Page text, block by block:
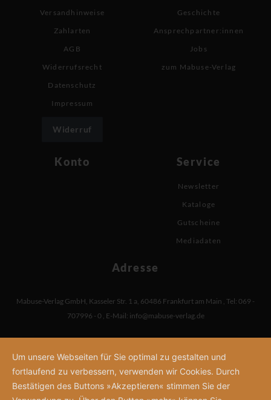
Versandhinweise
Zahlarten
AGB
Widerrufsrecht
Datenschutz
Impressum
Widerruf
Geschichte
Ansprechpartner:innen
Jobs
zum Mabuse-Verlag
Konto Service
Newsletter
Kataloge
Gutscheine
Mediadaten
Adresse
Mabuse-Verlag GmbH, Kasseler Str. 1 a, 60486 Frankfurt am Main , Tel: 069 -
707996 - 0 , E-Mail: info@mabuse-verlag.de
Um unsere Webseiten für Sie optimal zu gestalten und
fortlaufend zu verbessern, verwenden wir Cookies. Durch
Bestätigen des Buttons »Akzeptieren« stimmen Sie der